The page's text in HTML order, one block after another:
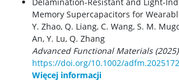
Memory Supercapacitors for
Y. Zhao, Q. Liang, C. Wang, S. M.
An, Y. Lu, Q. Zhang
Advanced Functional Materials (2025)
https://doi.org/10.1002/
Więcej informacji